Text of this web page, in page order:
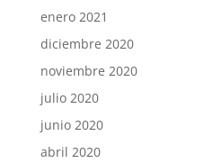
enero 2021
diciembre 2020
noviembre 2020
julio 2020
junio 2020
abril 2020